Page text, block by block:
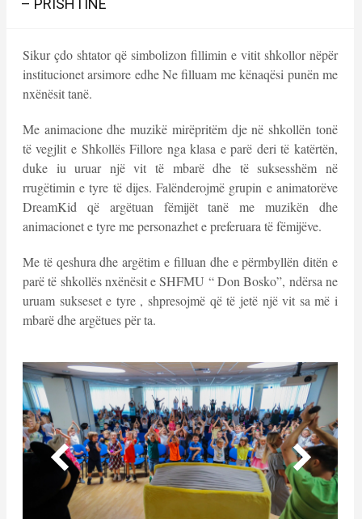
Sikur çdo shtator që simbolizon fillimin e vitit shkollor nëpër
institucionet arsimore edhe Ne filluam me kënaqësi punën me
nxënësit tanë.
Me animacione dhe muzikë mirëpritëm dje në shkollën tonë
të vegjlit e Shkollës Fillore nga klasa e parë deri të katërtën,
duke iu uruar një vit të mbarë dhe të suksesshëm në
rrugëtimin e tyre të dijes. Falënderojmë grupin e animatorëve
DreamKid që argëtuan fëmijët tanë me muzikën dhe
animacionet e tyre me personazhet e preferuara të fëmijëve.
Me të qeshura dhe argëtim e filluan dhe e përmbyllën ditën e
parë të shkollës nxënësit e SHFMU “ Don Bosko”, ndërsa ne
uruam sukseset e tyre , shpresojmë që të jetë një vit sa më i
mbarë dhe argëtues për ta.